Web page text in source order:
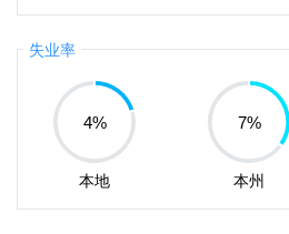
失业率
4%
本地
7%
本州